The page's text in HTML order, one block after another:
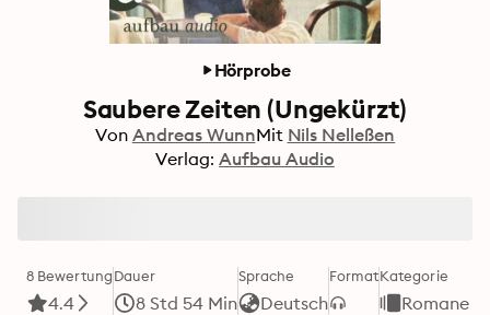
Hörprobe
Saubere Zeiten (Ungekürzt)
Von Andreas WunnMit Nils Nelleßen
Verlag: Aufbau Audio
8 Bewertung
4.4
Dauer
8 Std 54 Min
Sprache
Deutsch
FormatKategorie
Romane